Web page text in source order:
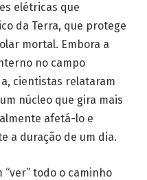
elétricas que
da Terra, que protege
mortal. Embora a
no campo
cientistas relataram
núcleo que gira mais
afetá-lo e
a duração de um dia.
todo o caminho